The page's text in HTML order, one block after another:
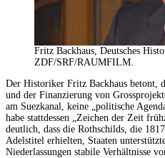
Fritz Backhaus, Deutsches
ZDF/SRF/RAUMFILM.
Der Historiker Fritz Backhaus betont,
und der Finanzierung von
am Suezkanal, keine „politische
habe stattdessen „Zeichen der Zeit
deutlich, dass die Rothschilds, die
Adelstitel erhielten, Staaten
Niederlassungen stabile Verhältnisse